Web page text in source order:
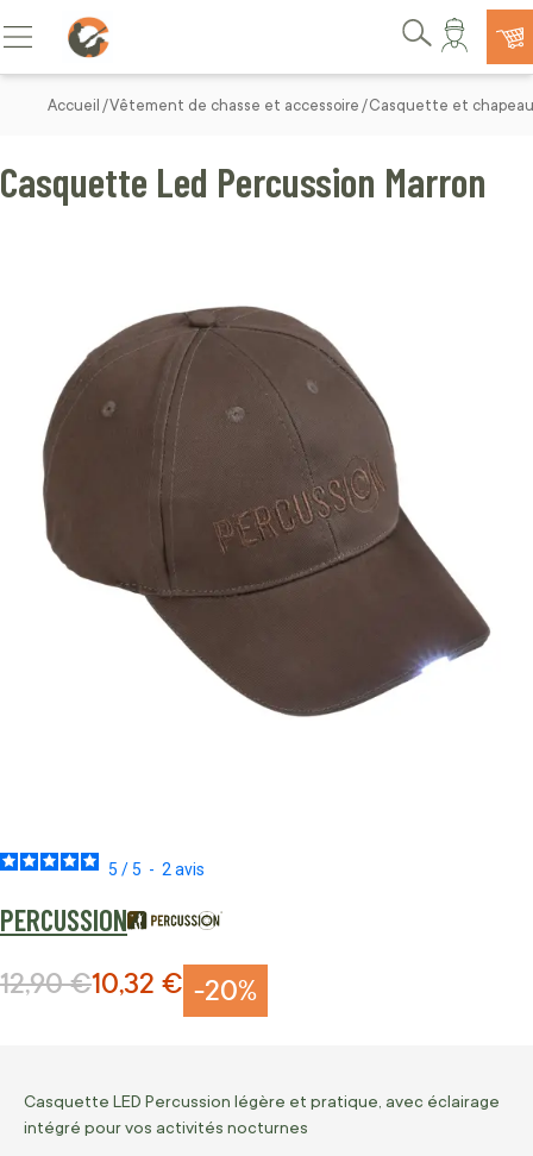
Allez au contenu
Basculer la navigation
Rechercher
Accueil Vêtement de chasse et accessoire Casquette et
5 /5 - 2 avis
PERCUSSION
Casquette Led Percussion Marron
-20%
Prix Spécial
10,32 €
Prix normal
12,90 €
Casquette LED Percussion légère et pratique, avec éclairage
intégré pour vos activités nocturnes